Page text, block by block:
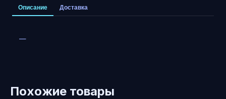
Описание Доставка
—
Похожие товары